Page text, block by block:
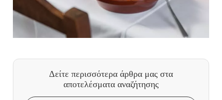
Δείτε περισσότερα άρθρα μας στα
αποτελέσματα αναζήτησης